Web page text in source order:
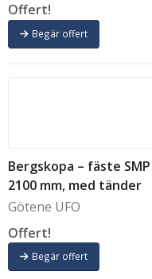
Offert!
Begär offert
Bergskopa – fäste
2100 mm, med tänder
Götene UFO
Offert!
Begär offert